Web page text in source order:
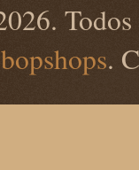
Todos
bopshops.